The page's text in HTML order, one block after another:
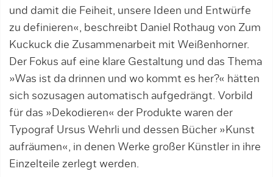
und damit die Feiheit, unsere Ideen und Entwürfe
zu definieren«, beschreibt Daniel Rothaug von Zum
Kuckuck die Zusammenarbeit mit Weißenhorner.
Der Fokus auf eine klare Gestaltung und das Thema
»Was ist da drinnen und wo kommt es her?« hätten
sich sozusagen automatisch aufgedrängt. Vorbild
für das »Dekodieren« der Produkte waren der
Typograf Ursus Wehrli und dessen Bücher »Kunst
aufräumen«, in denen Werke großer Künstler in ihre
Einzelteile zerlegt werden.